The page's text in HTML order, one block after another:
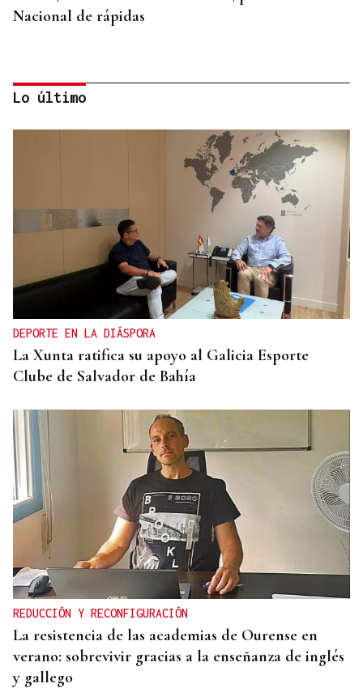
Nacional de rápidas
TERCERA FEDERACIÓN
Francisco Vázquez, presidente del Arenteiro: “Solo
pido tener calma”
Lo último
DEPORTE EN LA DIÁSPORA
La Xunta ratifica su apoyo al Galicia Esporte
Clube de Salvador de Bahía
REDUCCIÓN Y RECONFIGURACIÓN
La resistencia de las academias de Ourense en
verano: sobrevivir gracias a la enseñanza de inglés
y gallego